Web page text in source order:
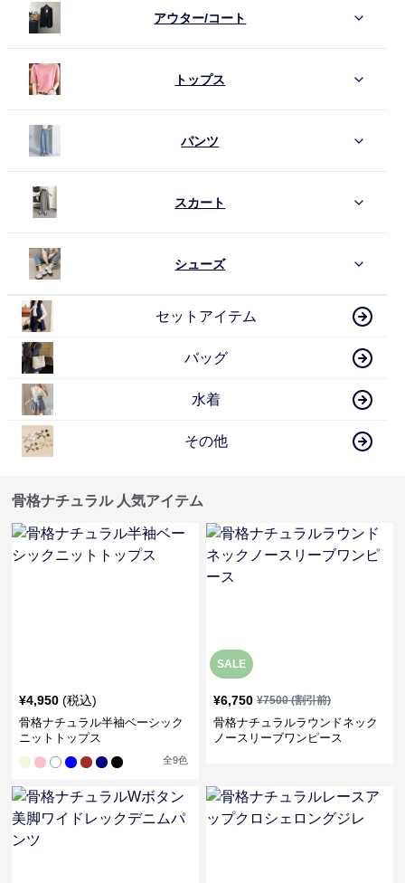
アウター/コート
トップス
パンツ
スカート
シューズ
セットアイテム
バッグ
水着
その他
骨格ナチュラル 人気アイテム
¥4,950 (税込)
骨格ナチュラル半袖ベーシック
ニットトップス
全9色
SALE
¥6,750 ¥7500(割引前)
骨格ナチュラルラウンドネック
ノースリーブワンピース